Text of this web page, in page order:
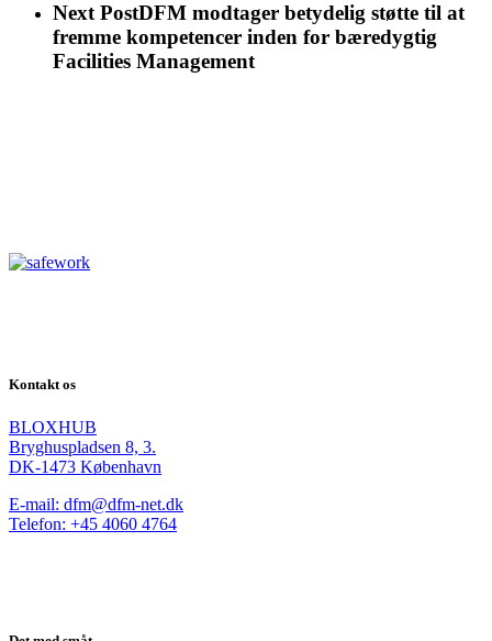
Next PostDFM modtager betydelig støtte til at
fremme kompetencer inden for bæredygtig
Facilities Management
Kontakt os
BLOXHUB
Bryghuspladsen 8, 3.
DK-1473 København
E-mail: dfm@dfm-net.dk
Telefon: +45 4060 4764